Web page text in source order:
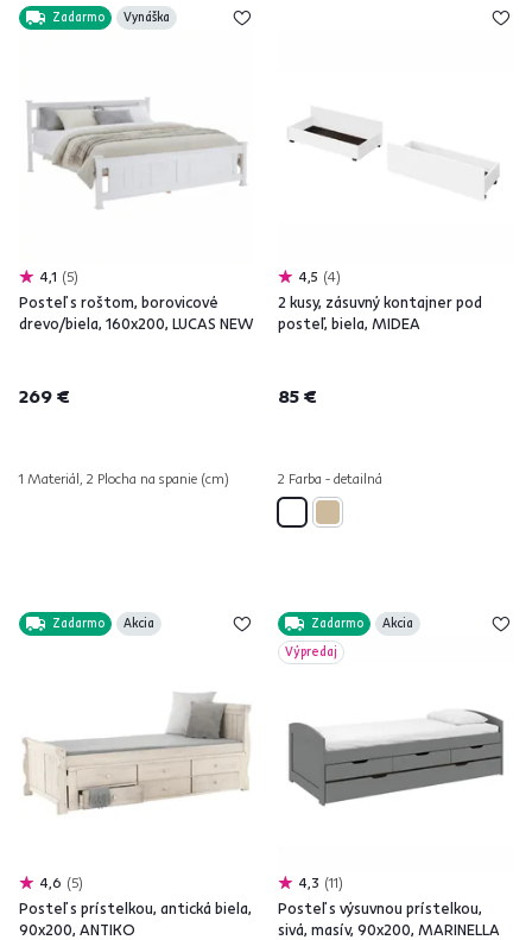
Zadarmo Vynáška
4,1 5
Posteľ s roštom, borovicové
drevo/biela, 160x200, LUCAS NEW
269 €
1 Materiál, 2 Plocha na spanie (cm)
4,5 4
2 kusy, zásuvný kontajner pod
posteľ, biela, MIDEA
85 €
2 Farba - detailná
Zadarmo Akcia
4,6 5
Posteľ s prístelkou, antická biela,
90x200, ANTIKO
Zadarmo
Akcia
Výpredaj
4,3 11
Posteľ s výsuvnou prístelkou,
sivá, masív, 90x200, MARINELLA